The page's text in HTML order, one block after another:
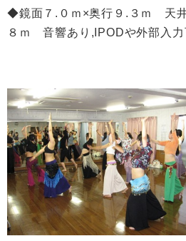
◆鏡面７.０ｍ×奥行９.３ｍ 天
８ｍ 音響あり,IPODや外部入力